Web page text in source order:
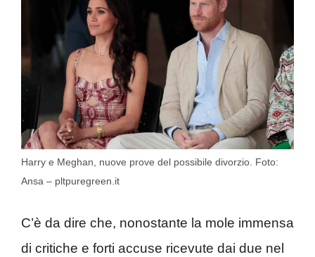
Harry e Meghan, nuove prove del possibile divorzio. Foto:
Ansa – pltpuregreen.it
C’è da dire che, nonostante la mole immensa
di critiche e forti accuse ricevute dai due nel